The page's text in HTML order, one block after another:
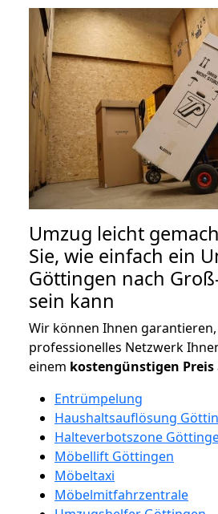
Umzug leicht
Sie, wie einfach ein
Göttingen nach
sein kann
Wir können Ihnen
professionelles Netzwerk
einem kostengünstigen Preis
Entrümpelung
Haushaltsauflösung
Halteverbotszone
Möbellift Göttingen
Möbeltaxi
Möbelmitfahrzentrale